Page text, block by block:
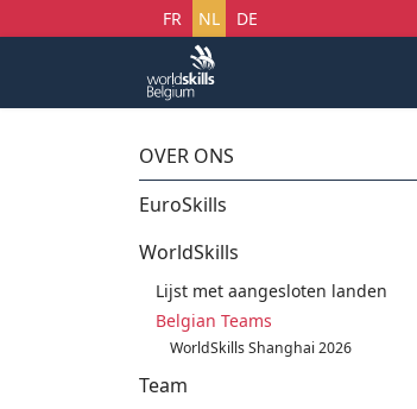
Selecteer uw taal
FR NL DE
OVER ONS
EuroSkills
WorldSkills
Lijst met aangesloten landen
Belgian Teams
WorldSkills Shanghai 2026
Team